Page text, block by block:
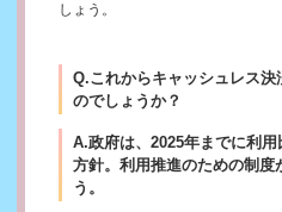
しょう。
Q.これからキャッシュレス決
のでしょうか？
A.政府は、2025年までに利
方針。利用推進のための制度
う。